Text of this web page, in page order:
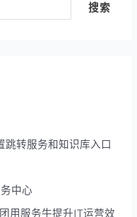
搜索
跳转服务和知识库入口
中心
用服务牛提升IT运营效